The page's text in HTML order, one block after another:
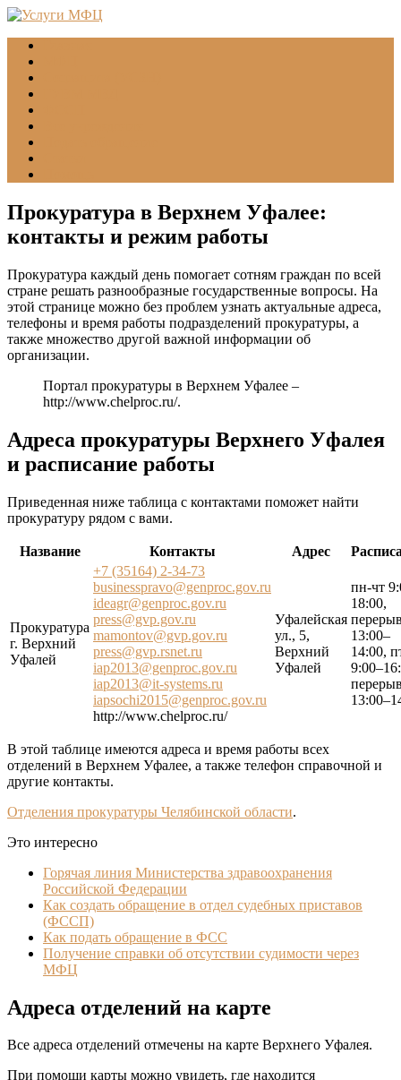
Прокуратура в Верхнем Уфалее:
контакты и режим работы
Прокуратура каждый день помогает сотням граждан по всей
стране решать разнообразные государственные вопросы. На
этой странице можно без проблем узнать актуальные адреса,
телефоны и время работы подразделений прокуратуры, а
также множество другой важной информации об
организации.
Портал прокуратуры в Верхнем Уфалее –
http://www.chelproc.ru/.
Адреса прокуратуры Верхнего Уфалея
и расписание работы
Приведенная ниже таблица с контактами поможет найти
прокуратуру рядом с вами.
Название Контакты Адрес
Прокуратура
г. Верхний
Уфалей
+7 (35164) 2-34-73
businesspravo@genproc.gov.ru
ideagr@genproc.gov.ru
press@gvp.gov.ru
mamontov@gvp.gov.ru
press@gvp.rsnet.ru
iap2013@genproc.gov.ru
iap2013@it-systems.ru
iapsochi2015@genproc.gov.ru
http://www.chelproc.ru/
Уфалейская
ул., 5,
Верхний
Уфалей
пн-чт
18:00,
13:00–
14:00,
В этой таблице имеются адреса и время работы всех
отделений в Верхнем Уфалее, а также телефон справочной и
другие контакты.
Отделения прокуратуры Челябинской области.
Это интересно
Горячая линия Министерства здравоохранения
Российской Федерации
Как создать обращение в отдел судебных приставов
(ФССП)
Как подать обращение в ФСС
Получение справки об отсутствии судимости через
МФЦ
Адреса отделений на карте
Все адреса отделений отмечены на карте Верхнего Уфалея.
При помощи карты можно увидеть, где находится